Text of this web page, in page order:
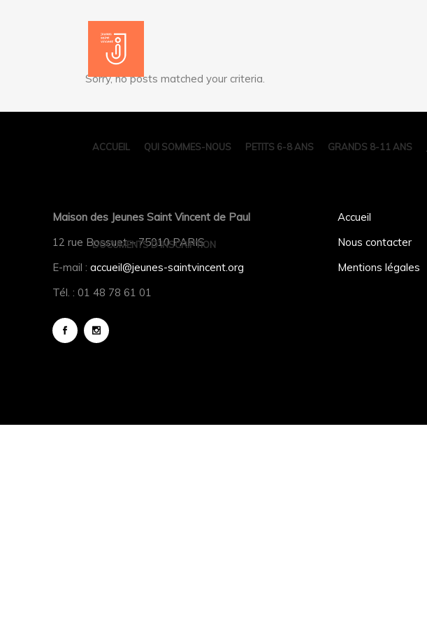
ACCUEIL QUI SOMMES-NOUS PETITS 6-8 ANS GRANDS 8-11 ANS
DOCUMENTS D’INSCRIPTION
Sorry, no posts matched your criteria.
Maison des Jeunes Saint Vincent de Paul
12 rue Bossuet – 75010 PARIS
E-mail : accueil@jeunes-saintvincent.org
Tél. : 01 48 78 61 01
Accueil
Nous contacter
Mentions légales